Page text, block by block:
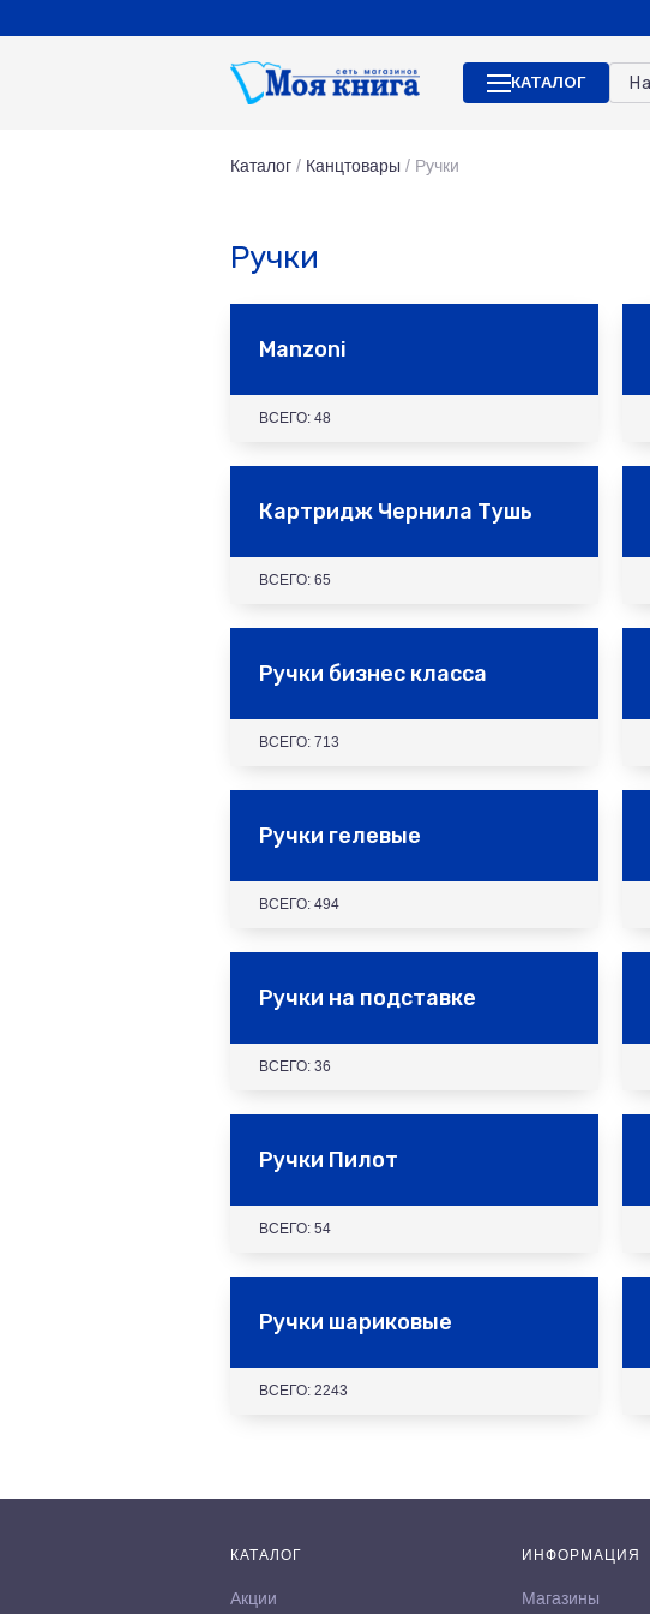
КАТАЛОГ
Каталог / Канцтовары / Ручки
Ручки
Manzoni
ВСЕГО: 48
Картридж Чернила Тушь
ВСЕГО: 65
Ручки бизнес класса
ВСЕГО: 713
Ручки гелевые
ВСЕГО: 494
Ручки на подставке
ВСЕГО: 36
Ручки Пилот
ВСЕГО: 54
Ручки шариковые
ВСЕГО: 2243
КАТАЛОГ
Акции
ИНФОРМАЦИЯ
Магазины